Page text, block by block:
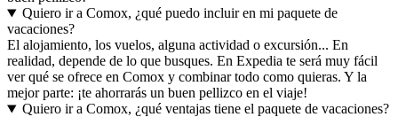
Quiero ir a Comox, ¿qué puedo incluir en mi paquete de
vacaciones?
El alojamiento, los vuelos, alguna actividad o excursión... En
realidad, depende de lo que busques. En Expedia te será muy fácil
ver qué se ofrece en Comox y combinar todo como quieras. Y la
mejor parte: ¡te ahorrarás un buen pellizco en el viaje!
Quiero ir a Comox, ¿qué ventajas tiene el paquete de vacaciones?